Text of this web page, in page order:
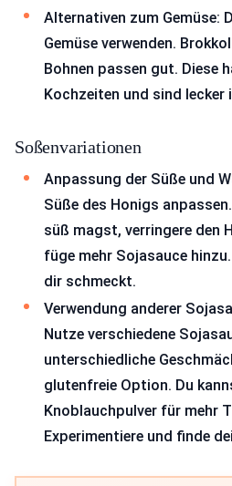
Alternativen zum Gemüse:
Gemüse verwenden.
Bohnen passen gut. Diese
Kochzeiten und sind lecker
Soßenvariationen
Anpassung der Süße und
Süße des Honigs
süß magst, verringere den
füge mehr Sojasauce
dir schmeckt.
Verwendung anderer
Nutze verschiedene
unterschiedliche
glutenfreie Option. Du
Knoblauchpulver für mehr
Experimentiere und finde